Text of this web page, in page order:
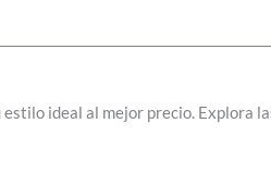
ideal al mejor precio. Explora